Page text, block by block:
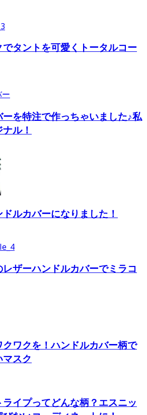
タントを可愛くトータルコー
を特注で作っちゃいました♪私
ル！
ルカバーになりました！
ザーハンドルカバーでミラコ
クワクを！ハンドルカバー柄で
スク
イプってどんな柄？エスニッ